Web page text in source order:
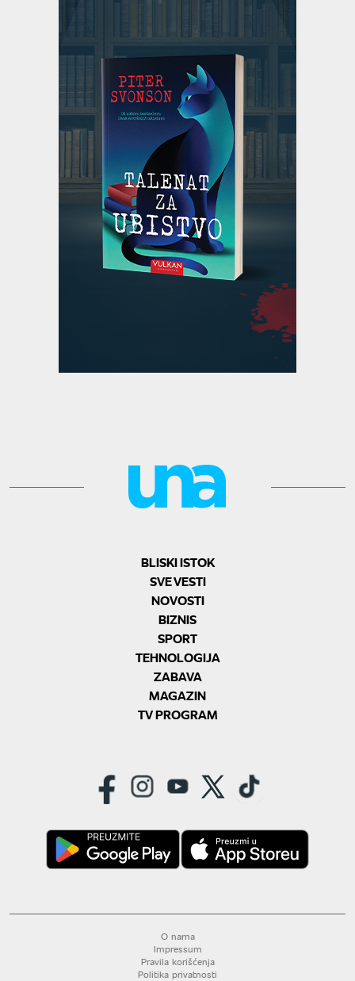
BLISKI ISTOK
SVE VESTI
NOVOSTI
BIZNIS
SPORT
TEHNOLOGIJA
ZABAVA
MAGAZIN
TV PROGRAM
O nama
Impressum
Pravila korišćenja
Politika privatnosti